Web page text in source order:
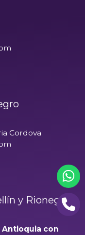
Cordova
y Rionegro
con